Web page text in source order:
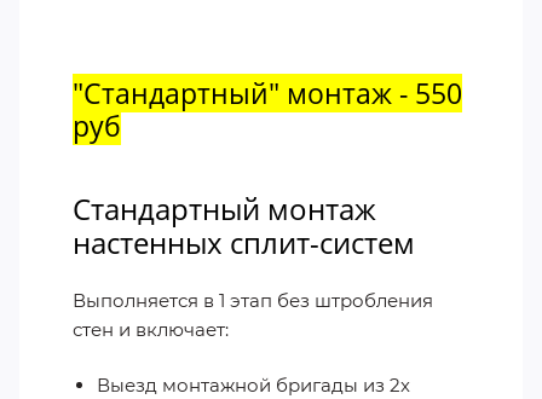
"Стандартный" монтаж - 550
руб
Стандартный монтаж
настенных сплит-систем
Выполняется в 1 этап без штробления
стен и включает:
Выезд монтажной бригады из 2х